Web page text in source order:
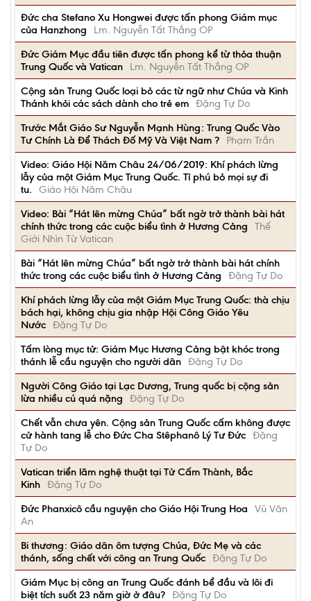
Đức cha Stefano Xu Hongwei được tấn phong Giám mục
của Hanzhong
Lm. Nguyễn Tất Thắng OP
Đức Giám Mục đầu tiên được tấn phong kể từ thỏa thuận
Trung Quốc và Vatican
Lm. Nguyễn Tất Thắng OP
Cộng sản Trung Quốc loại bỏ các từ ngữ như Chúa và Kinh
Thánh khỏi các sách dành cho trẻ em Đặng Tự Do
Trước Mắt Giáo Sư Nguyễn Mạnh Hùng: Trung Quốc Vào
Tư Chính Là Để Thách Đố Mỹ Và Việt Nam ?
Phạm Trần
Video: Giáo Hội Năm Châu 24/06/2019: Khí phách lừng
lẫy của một Giám Mục Trung Quốc. Tỉ phú bỏ mọi sự đi
tu.
Giáo Hội Năm Châu
Video: Bài “Hát lên mừng Chúa” bất ngờ trở thành bài hát
chính thức trong các cuộc biểu tình ở Hương Cảng
Thế
Giới Nhìn Từ Vatican
Bài “Hát lên mừng Chúa” bất ngờ trở thành bài hát chính
thức trong các cuộc biểu tình ở Hương Cảng
Đặng Tự Do
Khí phách lừng lẫy của một Giám Mục Trung Quốc: thà chịu
bách hại, không chịu gia nhập Hội Công Giáo Yêu
Nước Đặng Tự Do
Tấm lòng mục tử: Giám Mục Hương Cảng bật khóc trong
thánh lễ cầu nguyện cho người dân Đặng Tự Do
Người Công Giáo tại Lạc Dương, Trung quốc bị cộng sản
lừa nhiều cú quá nặng
Đặng Tự Do
Chết vẫn chưa yên. Cộng sản Trung Quốc cấm không được
cử hành tang lễ cho Đức Cha Stêphanô Lý Tư Đức Đặng
Tự Do
Vatican triển lãm nghệ thuật tại Tử Cấm Thành, Bắc
Kinh Đặng Tự Do
Đức Phanxicô cầu nguyện cho Giáo Hội Trung Hoa
Vũ Văn
An
Bi thương: Giáo dân ôm tượng Chúa, Đức Mẹ và các
thánh, sống chết với công an Trung Quốc Đặng Tự Do
Giám Mục bị công an Trung Quốc đánh bể đầu và lôi đi
biệt tích suốt 23 năm giờ ở đâu? Đặng Tự Do